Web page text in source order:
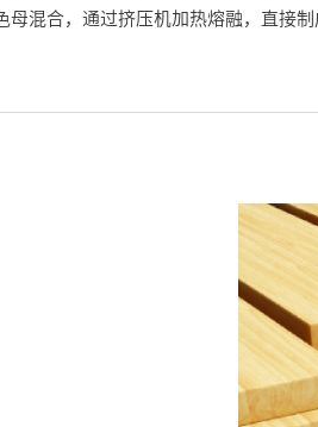
母混合，通过挤压机加热熔融，直接